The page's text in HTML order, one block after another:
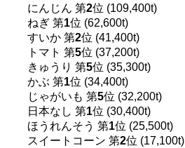
にんじん 第2位 (109,400t)
ねぎ 第1位 (62,600t)
すいか 第2位 (41,400t)
トマト 第5位 (37,200t)
きゅうり 第5位 (35,300t)
かぶ 第1位 (34,400t)
じゃがいも 第5位 (32,200t)
日本なし 第1位 (30,400t)
ほうれんそう 第1位 (25,500t)
スイートコーン 第2位 (17,100t)